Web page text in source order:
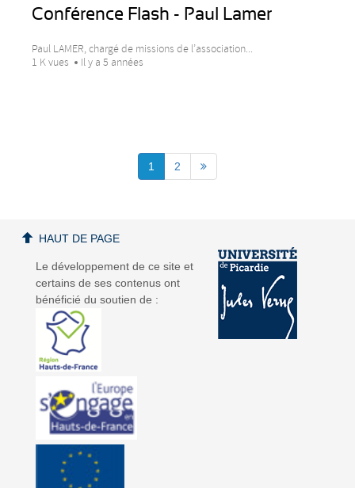
Conférence Flash - Paul Lamer
Paul LAMER, chargé de missions de l’association...
1 K vues
Il y a 5 années
1 2
Le développement de ce site et
certains de ses contenus ont
bénéficié du soutien de :
HAUT DE PAGE